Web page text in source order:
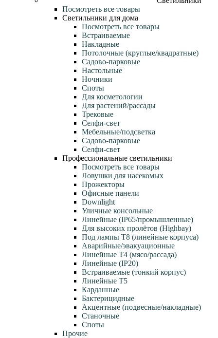
Посмотреть все товары
Светильники для дома
Посмотреть все товары
Встраиваемые
Накладные
Потолочные (круглые/квадратные)
Садово‑парковые
Настольные
Ночники
Споты
Для косметологии
Для растений/рассады
Трековые
Селфи‑свет
Мебельные/подсветка
Садово-парковые
Селфи-свет
Профессиональные светильники
Посмотреть все товары
Ловушки для насекомых
Прожекторы
Офисные панели
Downlight
Уличные консольные
Линейные (IP65/промышленные)
Для высоких пролётов (Highbay)
Под лампы T8 (линейные корпуса)
Аварийные/эвакуационные
Линейные T4 (мясо/рассада)
Линейные (IP20)
Встраиваемые (тонкий корпус)
Линейные T5
Карданные
Бактерицидные
Акцентные (подвесные/накладные)
Станочные
Споты
Прочие